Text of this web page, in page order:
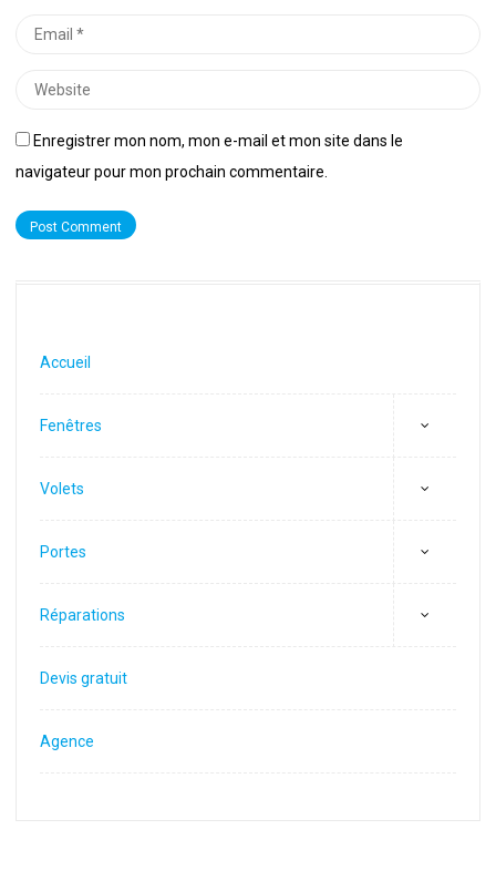
Email
Website
Enregistrer mon nom, mon e-mail et mon site dans le
navigateur pour mon prochain commentaire.
Accueil
Fenêtres
Volets
Portes
Réparations
Devis gratuit
Agence